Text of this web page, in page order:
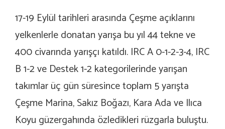
17-19 Eylül tarihleri arasında Çeşme açıklarını
yelkenlerle donatan yarışa bu yıl 44 tekne ve
400 civarında yarışçı katıldı. IRC A 0-1-2-3-4, IRC
B 1-2 ve Destek 1-2 kategorilerinde yarışan
takımlar üç gün süresince toplam 5 yarışta
Çeşme Marina, Sakız Boğazı, Kara Ada ve Ilıca
Koyu güzergahında özledikleri rüzgarla buluştu.